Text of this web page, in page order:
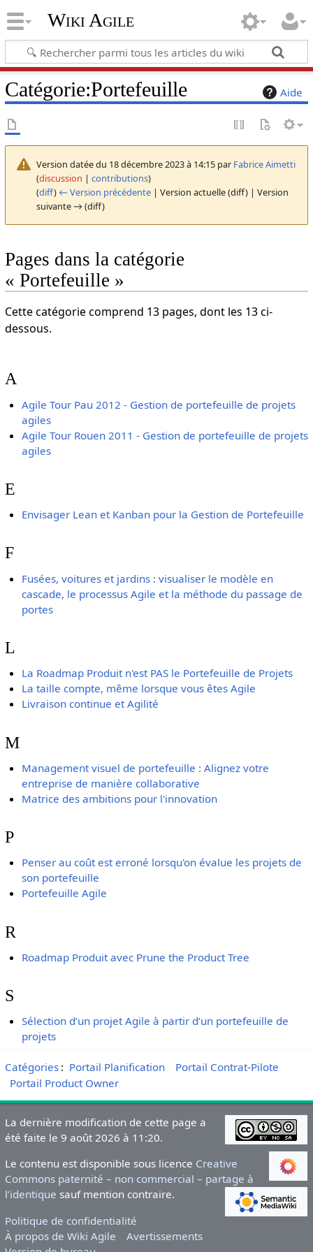
Wiki Agile
Aide
Catégorie:Portefeuille
Version datée du 18 décembre 2023 à 14:15 par Fabrice Aimetti
(discussion | contributions)
(diff) ← Version précédente| Version actuelle (diff) | Version
suivante → (diff)
Pages dans la catégorie
« Portefeuille »
Cette catégorie comprend 13 pages, dont les 13 ci-
dessous.
A
Agile Tour Pau 2012 - Gestion de portefeuille de projets
agiles
Agile Tour Rouen 2011 - Gestion de portefeuille de projets
agiles
E
Envisager Lean et Kanban pour la Gestion de Portefeuille
F
Fusées, voitures et jardins : visualiser le modèle en
cascade, le processus Agile et la méthode du passage de
portes
L
La Roadmap Produit n'est PAS le Portefeuille de Projets
La taille compte, même lorsque vous êtes Agile
Livraison continue et Agilité
M
Management visuel de portefeuille : Alignez votre
entreprise de manière collaborative
Matrice des ambitions pour l'innovation
P
Penser au coût est erroné lorsqu'on évalue les projets de
son portefeuille
Portefeuille Agile
R
Roadmap Produit avec Prune the Product Tree
S
Sélection d’un projet Agile à partir d’un portefeuille de
projets
Catégories: Portail Planification
Portail Contrat-Pilote
Portail Product Owner
La dernière modification de cette page a
été faite le 9 août 2026 à 11:20.
Le contenu est disponible sous licence Creative
Commons paternité – non commercial – partage à
l’identique sauf mention contraire.
Politique de confidentialité
À propos de Wiki Agile
Avertissements